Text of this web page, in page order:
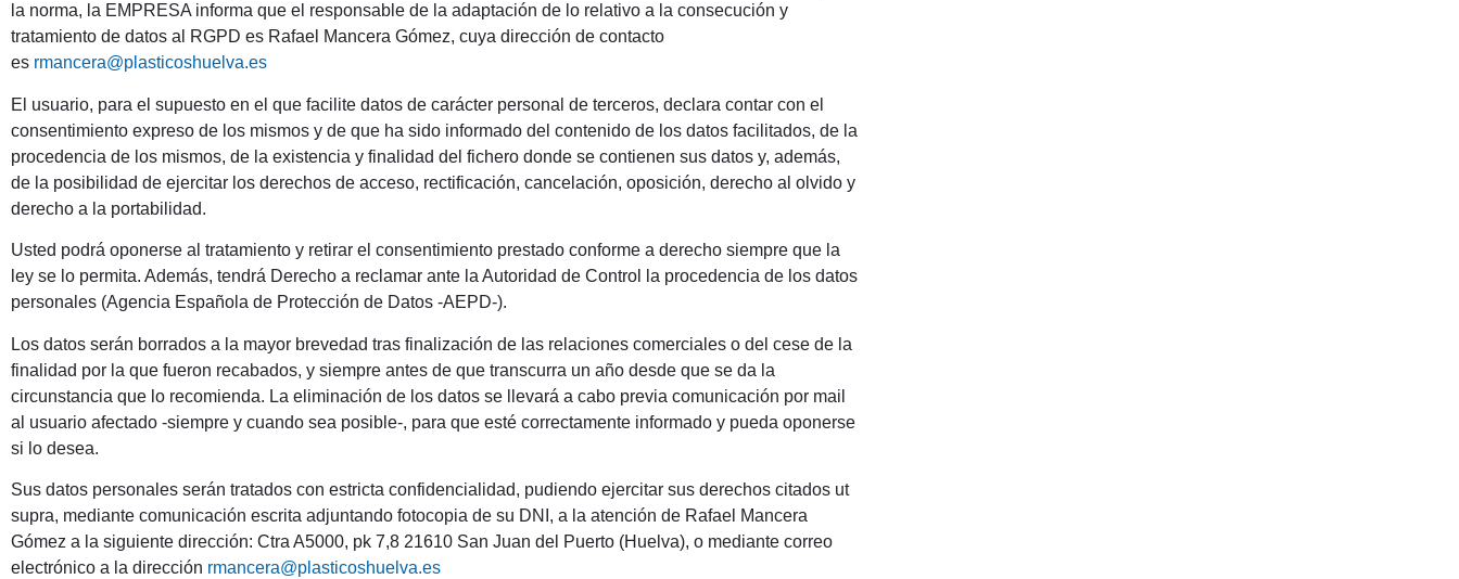
la norma, la EMPRESA informa que el responsable de la adaptación de lo relativo a la consecución y
tratamiento de datos al RGPD es Rafael Mancera Gómez, cuya dirección de contacto
es rmancera@plasticoshuelva.es
El usuario, para el supuesto en el que facilite datos de carácter personal de terceros, declara contar con el
consentimiento expreso de los mismos y de que ha sido informado del contenido de los datos facilitados, de la
procedencia de los mismos, de la existencia y finalidad del fichero donde se contienen sus datos y, además,
de la posibilidad de ejercitar los derechos de acceso, rectificación, cancelación, oposición, derecho al olvido y
derecho a la portabilidad.
Usted podrá oponerse al tratamiento y retirar el consentimiento prestado conforme a derecho siempre que la
ley se lo permita. Además, tendrá Derecho a reclamar ante la Autoridad de Control la procedencia de los datos
personales (Agencia Española de Protección de Datos -AEPD-).
Los datos serán borrados a la mayor brevedad tras finalización de las relaciones comerciales o del cese de la
finalidad por la que fueron recabados, y siempre antes de que transcurra un año desde que se da la
circunstancia que lo recomienda. La eliminación de los datos se llevará a cabo previa comunicación por mail
al usuario afectado -siempre y cuando sea posible-, para que esté correctamente informado y pueda oponerse
si lo desea.
Sus datos personales serán tratados con estricta confidencialidad, pudiendo ejercitar sus derechos citados ut
supra, mediante comunicación escrita adjuntando fotocopia de su DNI, a la atención de Rafael Mancera
Gómez a la siguiente dirección: Ctra A5000, pk 7,8 21610 San Juan del Puerto (Huelva), o mediante correo
electrónico a la dirección rmancera@plasticoshuelva.es